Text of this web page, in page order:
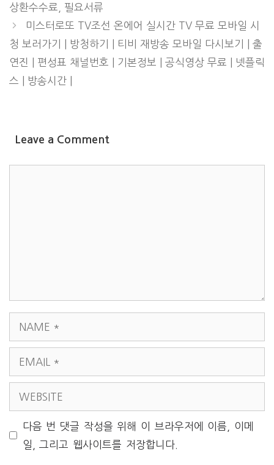
상환수수료, 필요서류
미스터로또 TV조선 온에어 실시간 TV 무료 모바일 시
청 보러가기 | 방청하기 | 티비 재방송 모바일 다시보기 | 출
연진 | 편성표 채널번호 | 기본정보 | 공식영상 무료 | 넷플릭
스 | 방송시간 |
Leave a Comment
NAME
EMAIL
WEBSITE
다음 번 댓글 작성을 위해 이 브라우저에 이름, 이메
일, 그리고 웹사이트를 저장합니다.